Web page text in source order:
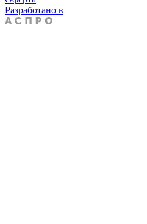
Разработано в